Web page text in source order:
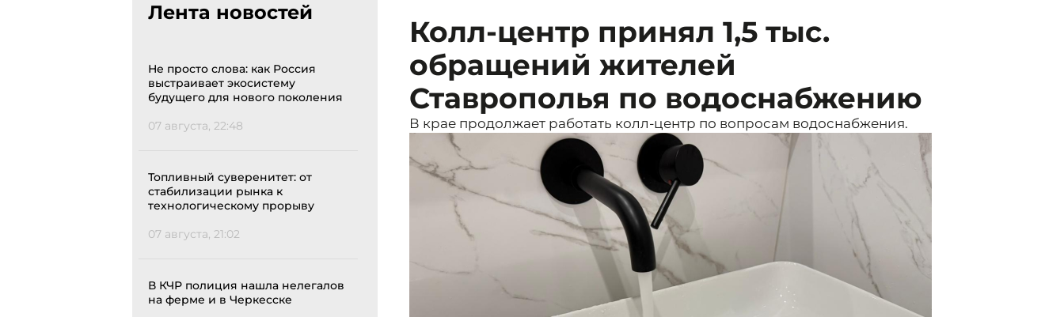
Лента новостей
Не просто слова: как Россия
выстраивает экосистему
будущего для нового поколения
07 августа, 22:48
Топливный суверенитет: от
стабилизации рынка к
технологическому прорыву
07 августа, 21:02
В КЧР полиция нашла нелегалов
на ферме и в Черкесске
Колл-центр принял 1,5 тыс.
обращений жителей
Ставрополья по водоснабжению
В крае продолжает работать колл-центр по вопросам водоснабжения.